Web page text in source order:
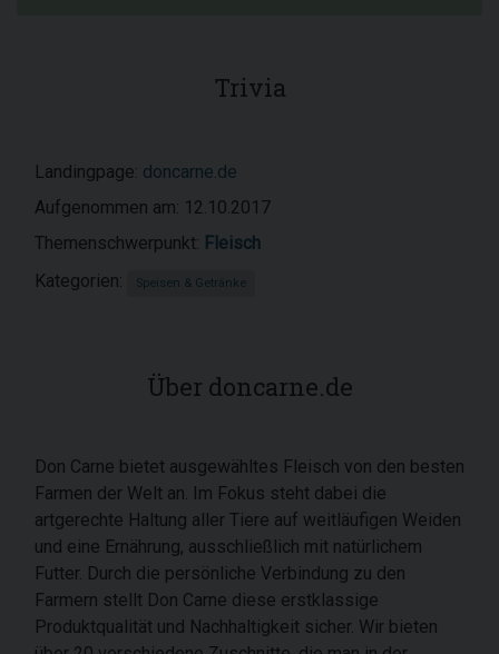
Trivia
Landingpage: doncarne.de
Aufgenommen am: 12.10.2017
Themenschwerpunkt: Fleisch
Kategorien:
Speisen & Getränke
Über doncarne.de
Don Carne bietet ausgewähltes Fleisch von den besten
Farmen der Welt an. Im Fokus steht dabei die
artgerechte Haltung aller Tiere auf weitläufigen Weiden
und eine Ernährung, ausschließlich mit natürlichem
Futter. Durch die persönliche Verbindung zu den
Farmern stellt Don Carne diese erstklassige
Produktqualität und Nachhaltigkeit sicher. Wir bieten